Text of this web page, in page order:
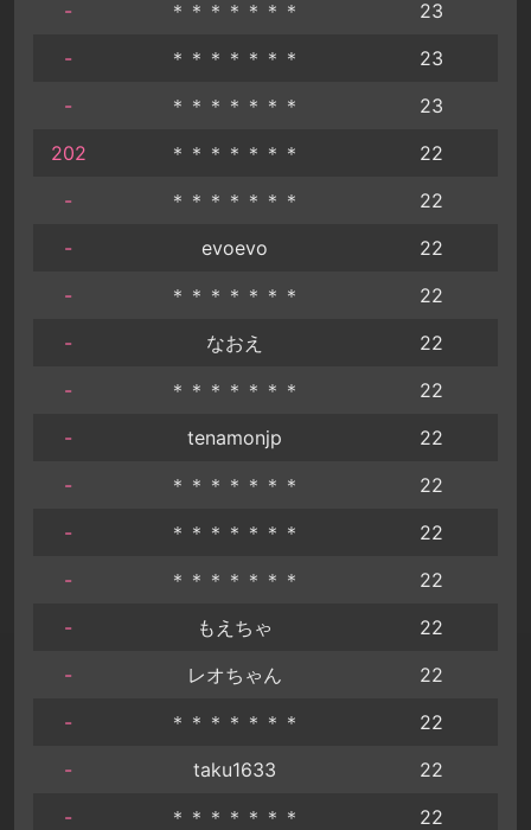
-
＊＊＊＊＊＊＊
23
-
＊＊＊＊＊＊＊
23
-
＊＊＊＊＊＊＊
23
202
＊＊＊＊＊＊＊
22
-
＊＊＊＊＊＊＊
22
-
evoevo
22
-
＊＊＊＊＊＊＊
22
-
なおえ
22
-
＊＊＊＊＊＊＊
22
-
tenamonjp
22
-
＊＊＊＊＊＊＊
22
-
＊＊＊＊＊＊＊
22
-
＊＊＊＊＊＊＊
22
-
もえちゃ
22
-
レオちゃん
22
-
＊＊＊＊＊＊＊
22
-
taku1633
22
-
＊＊＊＊＊＊＊
22